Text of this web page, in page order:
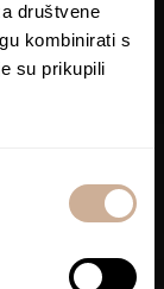
društvene
kombinirati s
su prikupili